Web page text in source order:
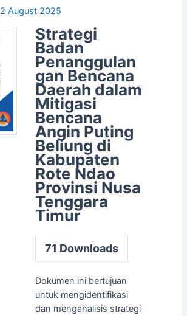
2 August 2025
Strategi
Badan
Penanggulan
gan Bencana
Daerah dalam
Mitigasi
Bencana
Angin Puting
Beliung di
Kabupaten
Rote Ndao
Provinsi Nusa
Tenggara
Timur
71 Downloads
Dokumen ini bertujuan
untuk mengidentifikasi
dan menganalisis strategi